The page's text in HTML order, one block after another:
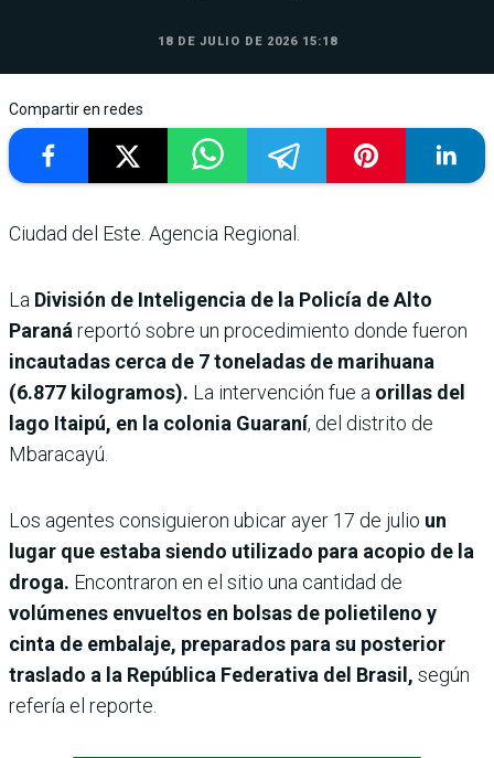
18 DE JULIO DE 2026 15:18
Compartir en redes
Ciudad del Este. Agencia Regional.
La División de Inteligencia de la Policía de Alto
Paraná reportó sobre un procedimiento donde fueron
incautadas cerca de 7 toneladas de marihuana
(6.877 kilogramos). La intervención fue a orillas del
lago Itaipú, en la colonia Guaraní, del distrito de
Mbaracayú.
Los agentes consiguieron ubicar ayer 17 de julio un
lugar que estaba siendo utilizado para acopio de la
droga. Encontraron en el sitio una cantidad de
volúmenes envueltos en bolsas de polietileno y
cinta de embalaje, preparados para su posterior
traslado a la República Federativa del Brasil, según
refería el reporte.